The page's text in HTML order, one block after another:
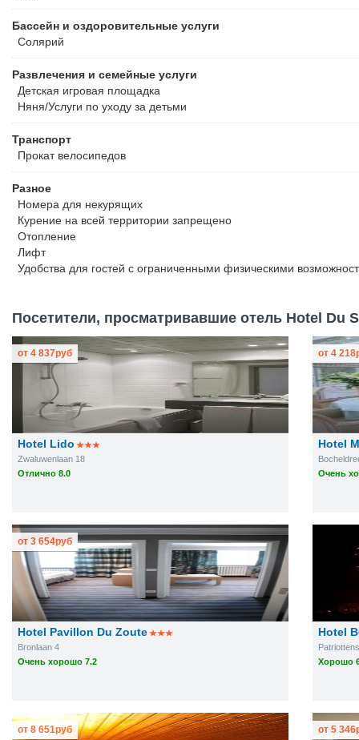
Бассейн и оздоровительные услуги
Солярий
Развлечения и семейные услуги
Детская игровая площадка
Няня/Услуги по уходу за детьми
Транспорт
Прокат велосипедов
Разное
Номера для некурящих
Курение на всей территории запрещено
Отопление
Лифт
Удобства для гостей с ограниченными физическими
Посетители, просматривавшие отель Hotel Du
Hotel Lido
Zwaluwenlaan 18
Отлично 8.0
от 4 837руб
Hotel
Очень
от 4 218
Hotel Pavillon Du Zoute
Bronlaan 4
Очень хорошо 7.2
от 3 654руб
Hotel
Хорошо
от 8 651руб от 5 346